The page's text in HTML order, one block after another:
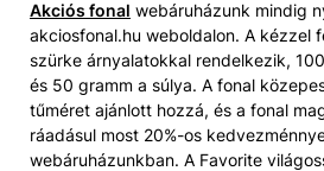
Akciós fonal webáruházunk mindig
akciosfonal.hu weboldalon. A kézzel
szürke árnyalatokkal rendelkezik,
és 50 gramm a súlya. A fonal
tűméret ajánlott hozzá, és a fonal
ráadásul most 20%-os
webáruházunkban. A Favorite